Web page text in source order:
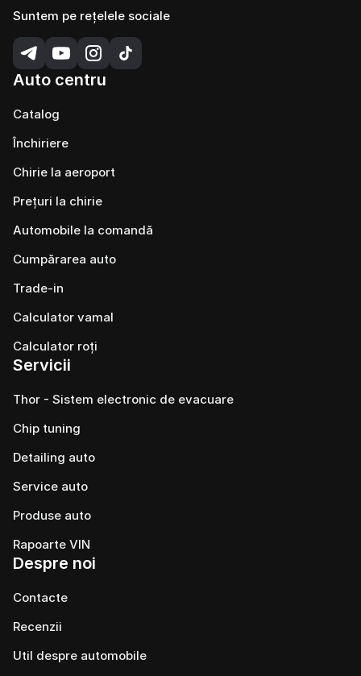
Suntem pe rețelele sociale
Auto centru
Catalog
Închiriere
Chirie la aeroport
Prețuri la chirie
Automobile la comandă
Cumpărarea auto
Trade-in
Calculator vamal
Calculator roți
Servicii
Thor - Sistem electronic de evacuare
Chip tuning
Detailing auto
Service auto
Produse auto
Rapoarte VIN
Despre noi
Contacte
Recenzii
Util despre automobile